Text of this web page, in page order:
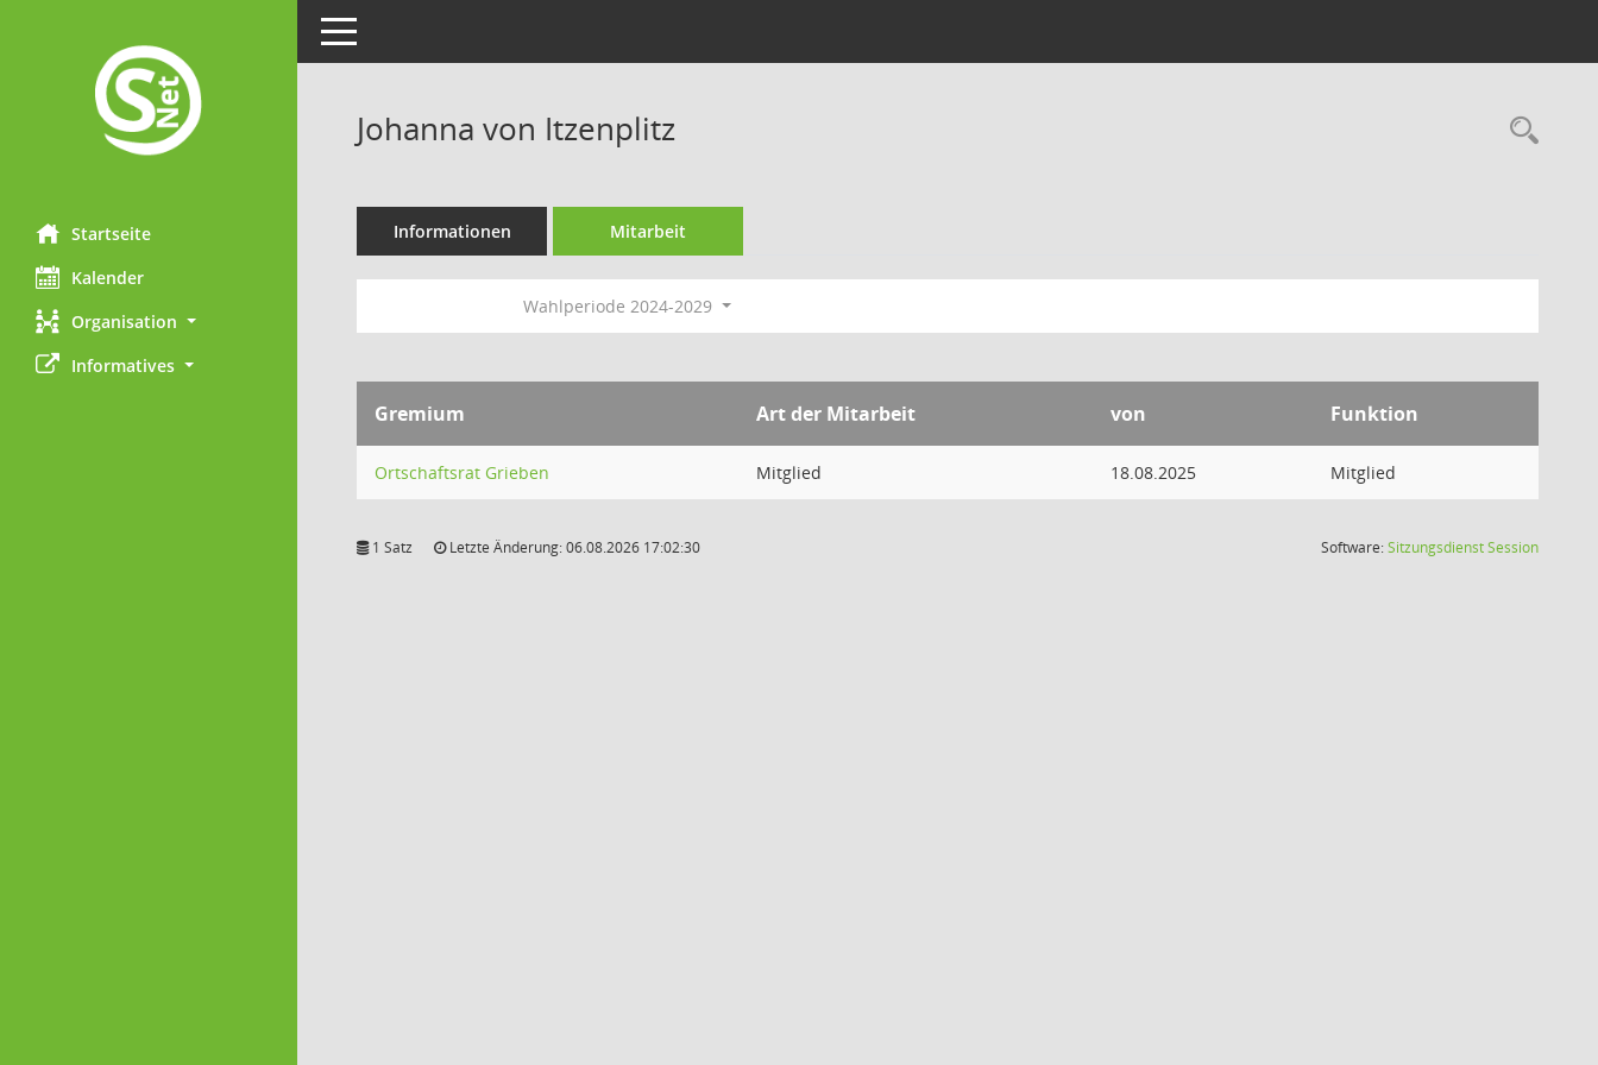
Startseite
Kalender
Organisation
Informatives
Toggle navigation
Johanna von Itzenplitz
Informationen Mitarbeit
Wahlperiode 2024-2029
Gremium Art der Mitarbeit von Funktion
Ortschaftsrat Grieben Mitglied 18.08.2025 Mitglied
1 Satz Letzte Änderung: 06.08.2026 17:02:30 Software:SitzungsdienstSession(Wird in